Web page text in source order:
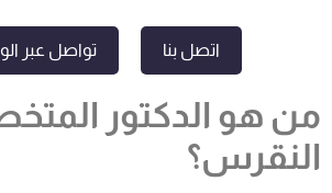
اتصل بنا تواصل عبر
من هو الدكتور
النقرس؟